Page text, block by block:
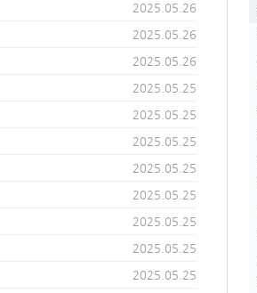
2025.05.26
2025.05.26
2025.05.26
2025.05.25
2025.05.25
2025.05.25
2025.05.25
2025.05.25
2025.05.25
2025.05.25
2025.05.25